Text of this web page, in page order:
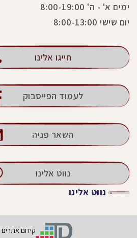
ימים א' - ה' 8:00-19:00
יום שישי 8:00-13:00
חייגו אלינו
לעמוד הפייסבוק
השאר פניה
נווט אלינו
נווט אלינו
קידום אתרים